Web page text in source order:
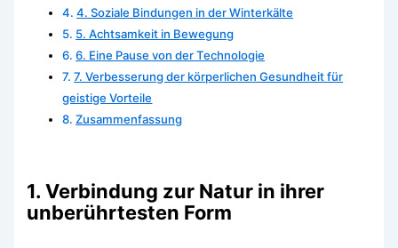
4. Soziale Bindungen in der Winterkälte
5. Achtsamkeit in Bewegung
6. Eine Pause von der Technologie
7. Verbesserung der körperlichen Gesundheit für
geistige Vorteile
Zusammenfassung
1. Verbindung zur Natur in ihrer
unberührtesten Form